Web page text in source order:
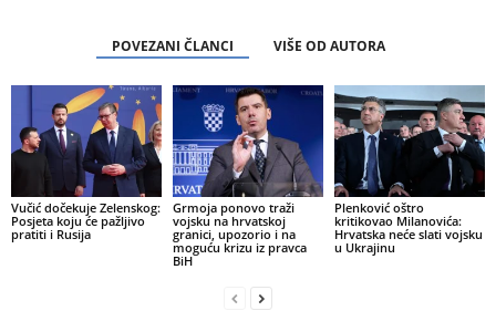
POVEZANI ČLANCI VIŠE OD AUTORA
Vučić dočekuje Zelenskog:
Posjeta koju će pažljivo
pratiti i Rusija
Grmoja ponovo traži
vojsku na hrvatskoj
granici, upozorio i na
moguću krizu iz pravca
BiH
Plenković oštro
kritikovao Milanovića:
Hrvatska neće slati vojsku
u Ukrajinu